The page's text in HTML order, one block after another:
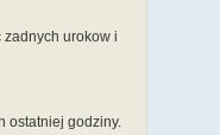
urokow i
ostatniej godziny.